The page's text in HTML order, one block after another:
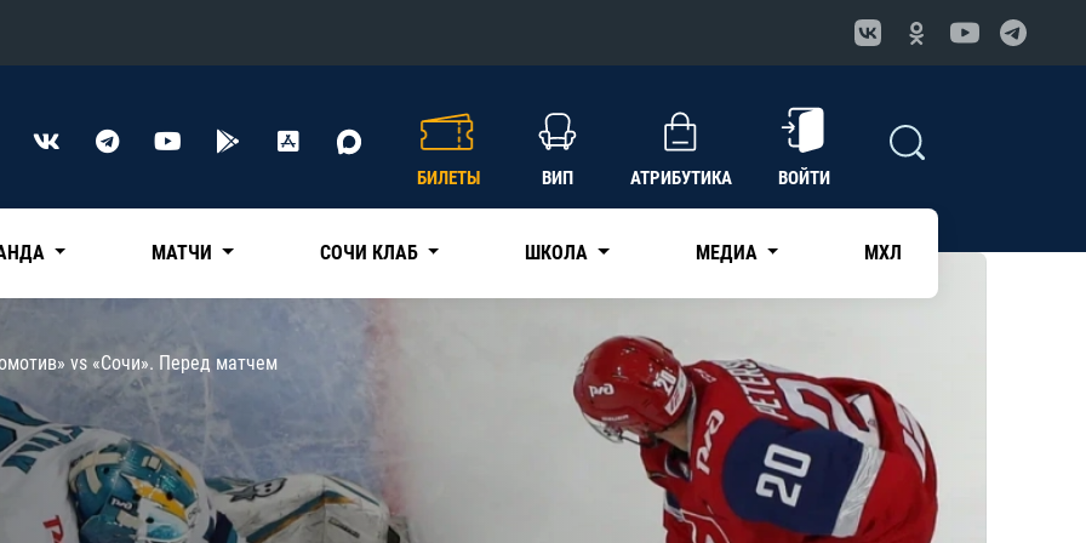
Конференция «Восток»
Трактор
Дивизион Чернышева
Авангард
Адмирал
КХЛ
БИЛЕТЫ ВИП АТРИБУТИКА ВОЙТИ
МАТЧИ СОЧИ КЛАБ ШКОЛА МЕДИА МХЛ
vs «Сочи». Перед матчем